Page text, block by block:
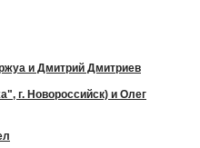
и Дмитрий Дмитриев
г. Новороссийск) и Олег